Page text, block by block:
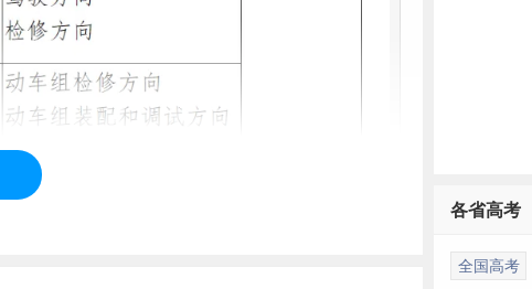
各省高考
全国高考